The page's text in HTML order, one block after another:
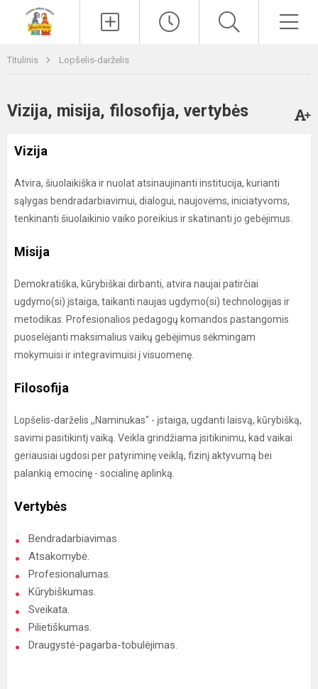
Titulinis Lopšelis-darželis
Vizija, misija, filosofija, vertybės
Vizija
Atvira, šiuolaikiška ir nuolat atsinaujinanti institucija, kurianti
sąlygas bendradarbiavimui, dialogui, naujovėms, iniciatyvoms,
tenkinanti šiuolaikinio vaiko poreikius ir skatinanti jo gebėjimus.
Misija
Demokratiška, kūrybiškai dirbanti, atvira naujai patirčiai
ugdymo(si) įstaiga, taikanti naujas ugdymo(si) technologijas ir
metodikas. Profesionalios pedagogų komandos pastangomis
puoselėjanti maksimalius vaikų gebėjimus sėkmingam
mokymuisi ir integravimuisi į visuomenę.
Filosofija
Lopšelis-darželis ,,Naminukas" - įstaiga, ugdanti laisvą, kūrybišką,
savimi pasitikintį vaiką. Veikla grindžiama įsitikinimu, kad vaikai
geriausiai ugdosi per patyriminę veiklą, fizinį aktyvumą bei
palankią emocinę - socialinę aplinką.
Vertybės
Bendradarbiavimas.
Atsakomybė.
Profesionalumas.
Kūrybiškumas.
Sveikata.
Pilietiškumas.
Draugystė-pagarba-tobulėjimas.